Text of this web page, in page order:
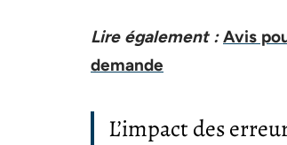
Lire également : Avis
demande
L’impact des